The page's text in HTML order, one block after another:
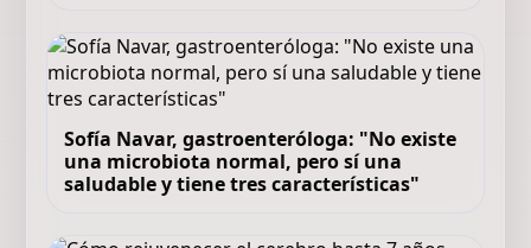
Sofía Navar, gastroenteróloga: "No existe
una microbiota normal, pero sí una
saludable y tiene tres características"